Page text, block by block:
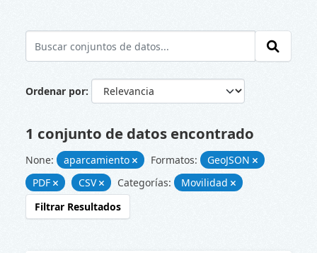
Ordenar por
1 conjunto de datos encontrado
None: aparcamiento Formatos:
GeoJSON
PDF
CSV Categorías:
Movilidad
Filtrar Resultados